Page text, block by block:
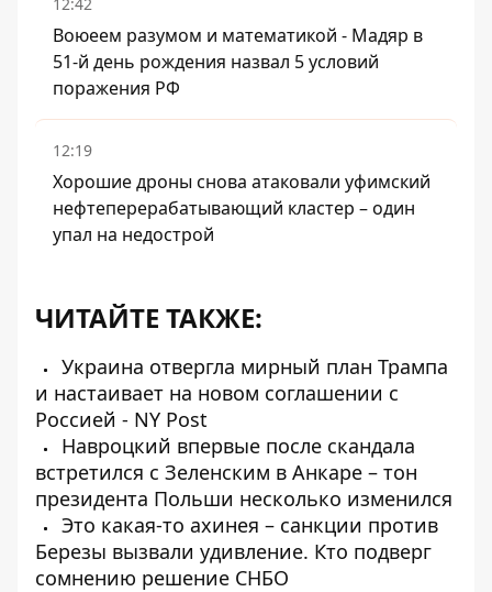
Воюеем разумом и математикой - Мадяр в
51-й день рождения назвал 5 условий
поражения РФ
12:19
Хорошие дроны снова атаковали уфимский
нефтеперерабатывающий кластер – один
упал на недострой
ЧИТАЙТЕ ТАКЖЕ:
Украина отвергла мирный план Трампа
и настаивает на новом соглашении с
Россией - NY Post
Навроцкий впервые после скандала
встретился с Зеленским в Анкаре – тон
президента Польши несколько изменился
Это какая-то ахинея – санкции против
Березы вызвали удивление. Кто подверг
сомнению решение СНБО